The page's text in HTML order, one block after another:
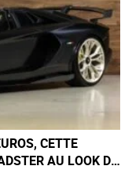
CETTE
AU LOOK DE